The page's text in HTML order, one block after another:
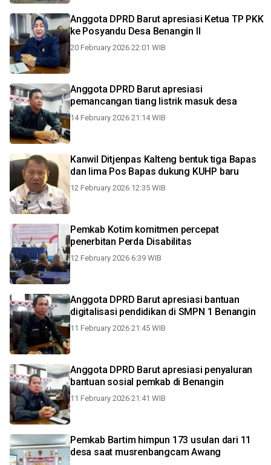
Anggota DPRD Barut apresiasi Ketua TP PKK
ke Posyandu Desa Benangin II
20 February 2026 22:01 WIB
Anggota DPRD Barut apresiasi
pemancangan tiang listrik masuk desa
14 February 2026 21:14 WIB
Kanwil Ditjenpas Kalteng bentuk tiga Bapas
dan lima Pos Bapas dukung KUHP baru
12 February 2026 12:35 WIB
Pemkab Kotim komitmen percepat
penerbitan Perda Disabilitas
12 February 2026 6:39 WIB
Anggota DPRD Barut apresiasi bantuan
digitalisasi pendidikan di SMPN 1 Benangin
11 February 2026 21:45 WIB
Anggota DPRD Barut apresiasi penyaluran
bantuan sosial pemkab di Benangin
11 February 2026 21:41 WIB
Pemkab Bartim himpun 173 usulan dari 11
desa saat musrenbangcam Awang